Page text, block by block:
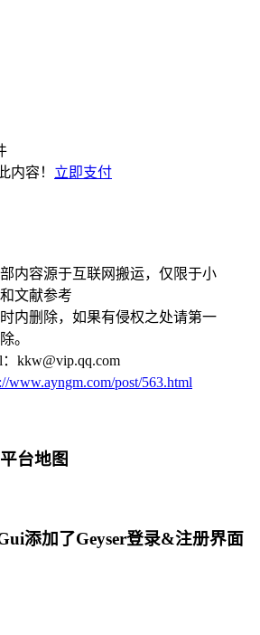
内容！ 立即支付
内容源于互联网搬运，仅限于小
文献参考
内删除，如果有侵权之处请第一
。
kkw@vip.qq.com
www.ayngm.com/post/563.html
台地图
添加了Geyser登录&注册界面